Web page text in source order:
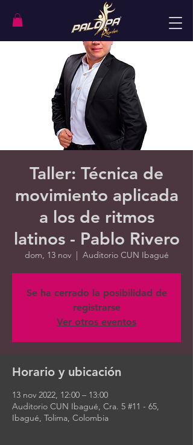
Taller: Técnica de
movimiento aplicada
a los de ritmos
latinos - Pablo Rivero
dom, 13 nov
  |
Auditorio CUN Ibagué
Se ha cerrado la posibilidad de
registrarse
Ver otros eventos
Horario y ubicación
13 nov 2022, 12:00 – 13:00
Auditorio CUN Ibagué, Cra. 5 #11 - 65,
Ibagué, Tolima, Colombia